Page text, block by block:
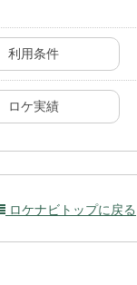
利用条件
ロケ実績
ロケナビトップに戻る